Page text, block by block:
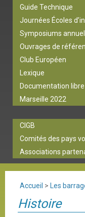
Guide Technique
Journées Écoles
Symposiums
Ouvrages de
Club Européen
Lexique
Documentation libre
Marseille 2022
CIGB
Comités des pays
Associations
Accueil > Les
Histoire